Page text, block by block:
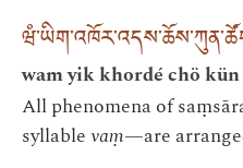
wam yik khordé chö
All phenomena of
syllablevaṃ—are